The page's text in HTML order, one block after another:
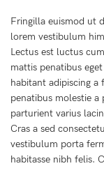
Fringilla euismod ut
lorem vestibulum
Lectus est luctus
mattis penatibus
habitant adipiscing a
penatibus molestie
parturient varius
Cras a sed
vestibulum porta
habitasse nibh felis.